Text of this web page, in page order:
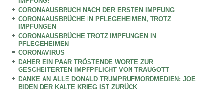
CORONAAUSBRUCH NACH DER ERSTEN IMPFUNG
CORONAAUSBRÜCHE IN PFLEGEHEIMEN, TROTZ
IMPFUNGEN
CORONAAUSBRÜCHE TROTZ IMPFUNGEN IN
PFLEGEHEIMEN
CORONAVIRUS
DAHER EIN PAAR TRÖSTENDE WORTE ZUR
GESCHEITERTEN IMPFPFLICHT VON TRAUGOTT
DANKE AN ALLE DONALD TRUMPRUFMORDMEDIEN: JOE
BIDEN DER KALTE KRIEG IST ZURÜCK